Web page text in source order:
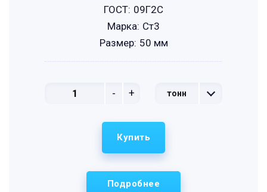
- + тонн
ГОСТ: 09Г2С
Марка: Ст3
Размер: 50 мм
Подробнее
Купить